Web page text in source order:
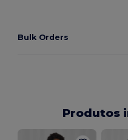
Bulk Orders
Produtos